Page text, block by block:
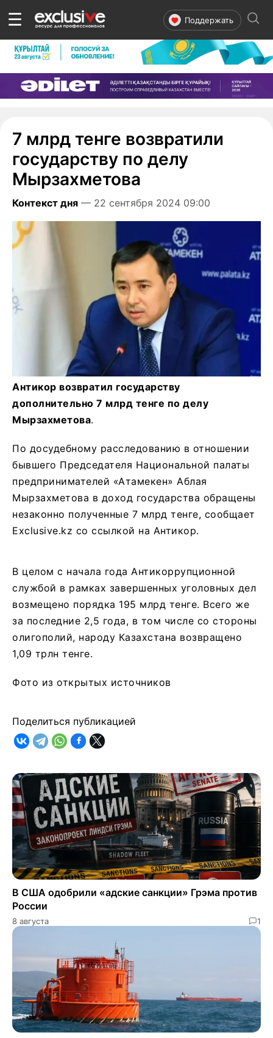
☰ Поддержать
7 млрд тенге возвратили
государству по делу
Мырзахметова
Контекст дня — 22 сентября 2024 09:00
Антикор возвратил государству
дополнительно 7 млрд тенге по делу
Мырзахметова.
По досудебному расследованию в отношении
бывшего Председателя Национальной палаты
предпринимателей «Атамекен» Аблая
Мырзахметова в доход государства обращены
незаконно полученные 7 млрд тенге, сообщает
Exclusive.kz со ссылкой на Антикор.
В целом с начала года Антикоррупционной
службой в рамках завершенных уголовных дел
возмещено порядка 195 млрд тенге. Всего же
за последние 2,5 года, в том числе со стороны
олигополий, народу Казахстана возвращено
1,09 трлн тенге.
Фото из открытых источников
Поделиться публикацией
В США одобрили «адские санкции» Грэма против
России
8 августа 1